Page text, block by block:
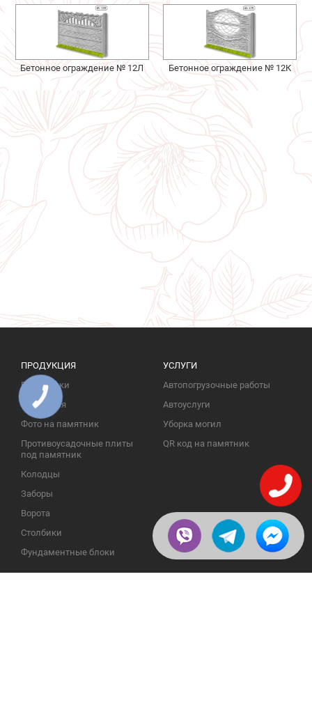
Бетонное ограждение № 12Л Бетонное ограждение № 12К
ПРОДУКЦИЯ
Памятники
Надгробия
Фото на памятник
Противоусадочные плиты
под памятник
Колодцы
Заборы
Ворота
Столбики
Фундаментные блоки
УСЛУГИ
Автопогрузочные работы
Автоуслуги
Уборка могил
QR код на памятник
КНОПКА
ЗВ'ЯЗКУ